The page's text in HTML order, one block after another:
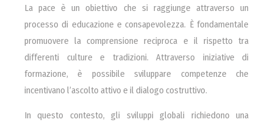
La pace è un obiettivo che si raggiunge attraverso un
processo di educazione e consapevolezza. È fondamentale
promuovere la comprensione reciproca e il rispetto tra
differenti culture e tradizioni. Attraverso iniziative di
formazione, è possibile sviluppare competenze che
incentivano l’ascolto attivo e il dialogo costruttivo.
In questo contesto, gli sviluppi globali richiedono una